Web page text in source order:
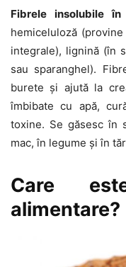
Fibrele insolubile în
hemiceluloză
integrale), lignină (în
sau sparanghel).
burete și ajută la
îmbibate cu apă,
toxine. Se găsesc în
mac, în legume și în
Care
alimentare?